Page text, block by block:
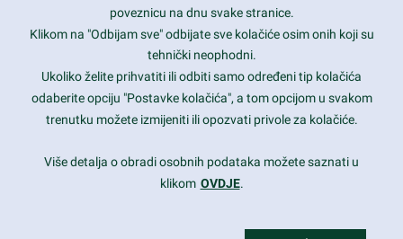
prothemes.net@gmail.com
Daily: 9:00 am - 6:00 pm
Sunday: Closed
Copyright 2017FRESHFACE© All Rights Reserved
poveznicu na dnu svake stranice.
Klikom na "Odbijam sve" odbijate sve kolačiće osim onih koji su
tehnički neophodni.
Ukoliko želite prihvatiti ili odbiti samo određeni tip kolačića
odaberite opciju "Postavke kolačića", a tom opcijom u svakom
trenutku možete izmijeniti ili opozvati privole za kolačiće.
Više detalja o obradi osobnih podataka možete saznati u
klikom OVDJE.